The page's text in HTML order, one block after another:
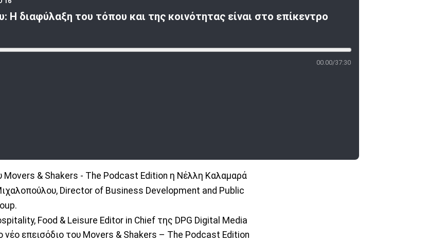
Η διαφύλαξη του τόπου και της κοινότητας είναι στο επίκεντρο
00.00/37:30
Movers & Shakers - The Podcast Edition η Νέλλη Καλαμαρά
Director of Business Development and Public
Food & Leisure Editor in Chief της DPG Digital Media
νέο επεισόδιο του Movers & Shakers – The Podcast Edition